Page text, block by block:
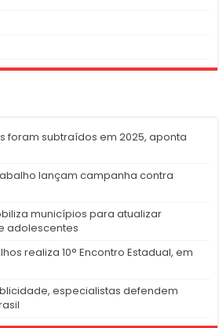
foram subtraídos em 2025, aponta
lançam campanha contra
municípios para atualizar
adolescentes
realiza 10° Encontro Estadual, em
especialistas defendem